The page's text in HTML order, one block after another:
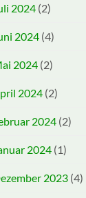
2024 (2)
2024 (4)
2024 (2)
2024 (2)
2024 (2)
2024 (1)
2023 (4)